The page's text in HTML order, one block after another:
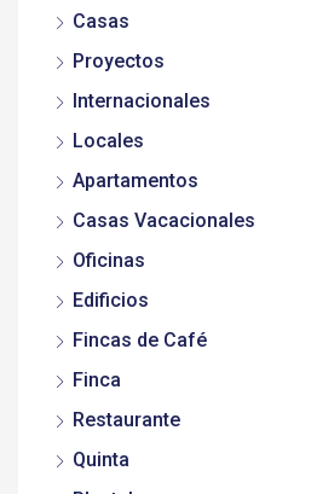
Casas
Proyectos
Internacionales
Locales
Apartamentos
Casas Vacacionales
Oficinas
Edificios
Fincas de Café
Finca
Restaurante
Quinta